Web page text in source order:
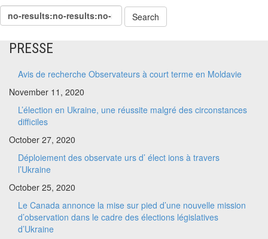
PRESSE
Avis de recherche Observateurs à court terme en Moldavie
November 11, 2020
L’élection en Ukraine, une réussite malgré des circonstances
difficiles
October 27, 2020
Déploiement des observate urs d’ élect ions à travers
l’Ukraine
October 25, 2020
Le Canada annonce la mise sur pied d’une nouvelle mission
d’observation dans le cadre des élections législatives
d’Ukraine